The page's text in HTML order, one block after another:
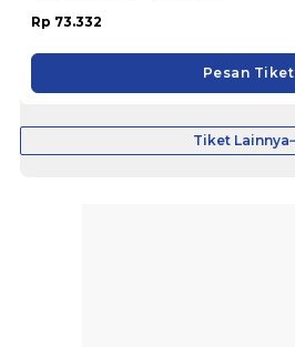
Rp 73.332
Pesan Tiket
Tiket Lainnya